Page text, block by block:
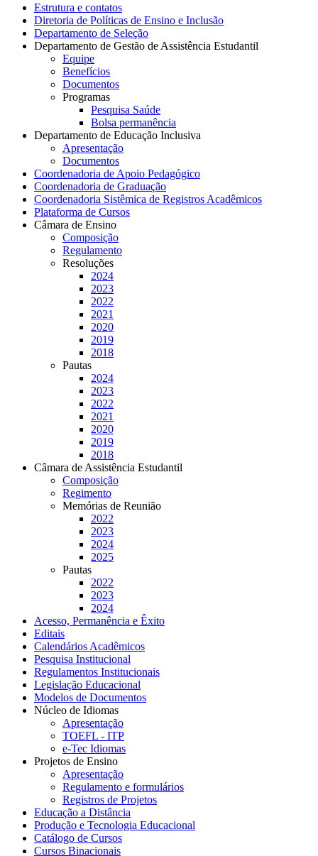
Estrutura e contatos
Diretoria de Políticas de Ensino e Inclusão
Departamento de Seleção
Departamento de Gestão de Assistência Estudantil
Equipe
Benefícios
Documentos
Programas
Pesquisa Saúde
Bolsa permanência
Departamento de Educação Inclusiva
Apresentação
Documentos
Coordenadoria de Apoio Pedagógico
Coordenadoria de Graduação
Coordenadoria Sistêmica de Registros Acadêmicos
Plataforma de Cursos
Câmara de Ensino
Composição
Regulamento
Resoluções
2024
2023
2022
2021
2020
2019
2018
Pautas
2024
2023
2022
2021
2020
2019
2018
Câmara de Assistência Estudantil
Composição
Regimento
Memórias de Reunião
2022
2023
2024
2025
Pautas
2022
2023
2024
Acesso, Permanência e Êxito
Editais
Calendários Acadêmicos
Pesquisa Institucional
Regulamentos Institucionais
Legislação Educacional
Modelos de Documentos
Núcleo de Idiomas
Apresentação
TOEFL - ITP
e-Tec Idiomas
Projetos de Ensino
Apresentação
Regulamento e formulários
Registros de Projetos
Educação a Distância
Produção e Tecnologia Educacional
Catálogo de Cursos
Cursos Binacionais